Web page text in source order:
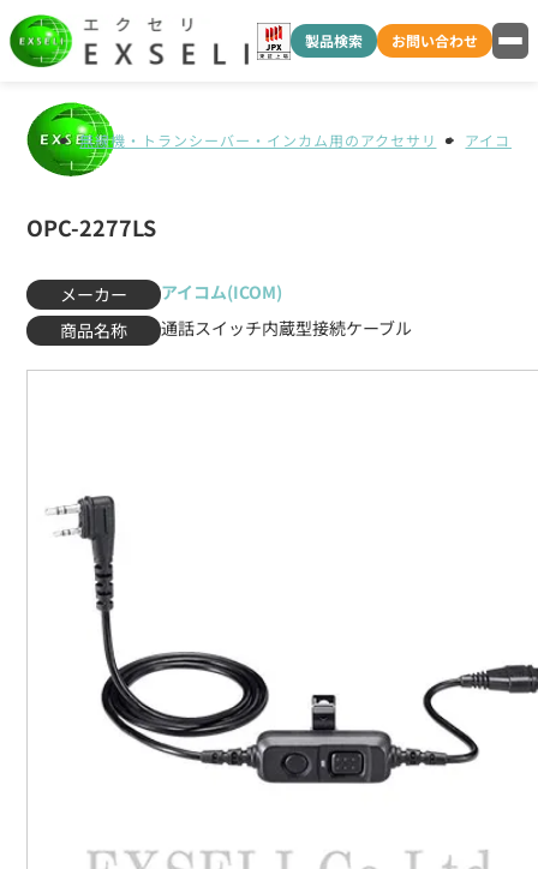
製品検索 お問い合わせ
無線機・トランシーバー・インカム用のアクセサリ アイコム
OPC-2277LS
メーカー
アイコム(ICOM)
商品名称
通話スイッチ内蔵型接続ケーブル